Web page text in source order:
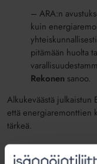
– ARA:n
kuin
pitämään huolta
Rekonen sanoo.
Alkukeväästä julkaistun
että energiaremonttien
tärkeä.
Avustusten